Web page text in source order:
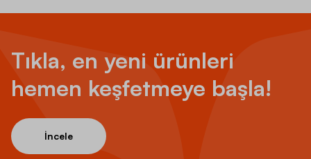
Tıkla, en yeni ürünleri
hemen keşfetmeye başla!
İncele